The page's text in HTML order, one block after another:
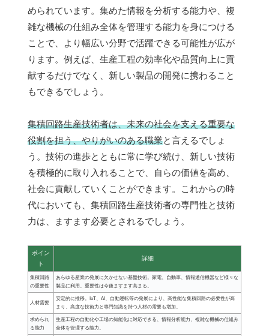
められています。集めた情報を分析する能力や、複
雑な機械の仕組み全体を管理する能力を身につける
ことで、より幅広い分野で活躍できる可能性が広が
ります。例えば、生産工程の効率化や品質向上に貢
献するだけでなく、新しい製品の開発に携わること
もできるでしょう。
集積回路生産技術者は、未来の社会を支える重要な
役割を担う、やりがいのある職業と言えるでしょ
う。技術の進歩とともに常に学び続け、新しい技術
を積極的に取り入れることで、自らの価値を高め、
社会に貢献していくことができます。これからの時
代においても、集積回路生産技術者の専門性と技術
力は、ますます必要とされるでしょう。
ポイン
ト
詳細
集積回路
の重要性
あらゆる産業の発展に欠かせない基盤技術。家電、自動車、情報通信機器など様々な
製品に利用。重要性は今後ますます高まる。
人材需要
安定的に推移。IoT、AI、自動運転等の発展により、高性能な集積回路の必要性が高
まり、高度な技術力と専門知識を持つ人材の需要も増加。
求められ
る能力
生産工程の自動化や工場の知能化に対応できる、情報分析能力、複雑な機械の仕組み
全体を管理する能力。